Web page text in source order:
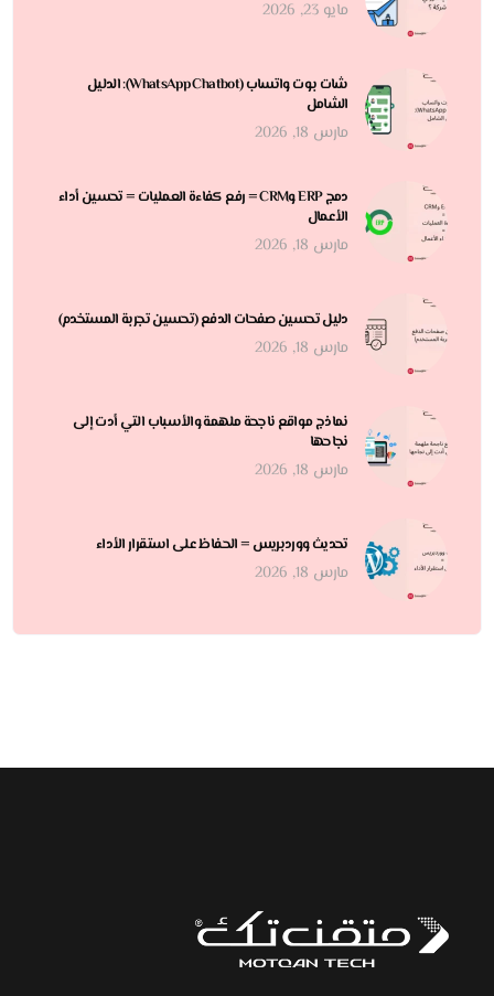
مايو 23, 2026
شات بوت واتساب (WhatsApp Chatbot): الدليل
الشامل
مارس 18, 2026
دمج ERP وCRM = رفع كفاءة العمليات = تحسين أداء
الأعمال
مارس 18, 2026
دليل تحسين صفحات الدفع (تحسين تجربة المستخدم)
مارس 18, 2026
نماذج مواقع ناجحة ملهمة والأسباب التي أدت إلى
نجاحها
مارس 18, 2026
تحديث ووردبريس = الحفاظ على استقرار الأداء
مارس 18, 2026